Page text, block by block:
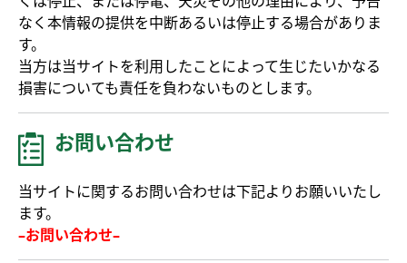
なく本情報の提供を中断あるいは停止する場合がありま
す。
当方は当サイトを利用したことによって生じたいかなる
損害についても責任を負わないものとします。
お問い合わせ
当サイトに関するお問い合わせは下記よりお願いいたし
ます。
–お問い合わせ–